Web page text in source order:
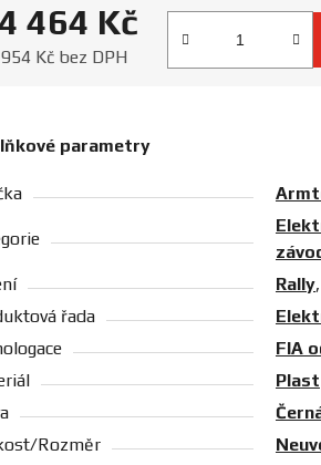
464 Kč
Kč bez DPH
parametry
Rally,
řada
FIA
Plast
Rozměr